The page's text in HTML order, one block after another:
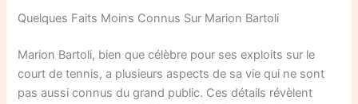
Quelques Faits Moins Connus Sur Marion Bartoli
Marion Bartoli, bien que célèbre pour ses exploits sur le
court de tennis, a plusieurs aspects de sa vie qui ne sont
pas aussi connus du grand public. Ces détails révèlent